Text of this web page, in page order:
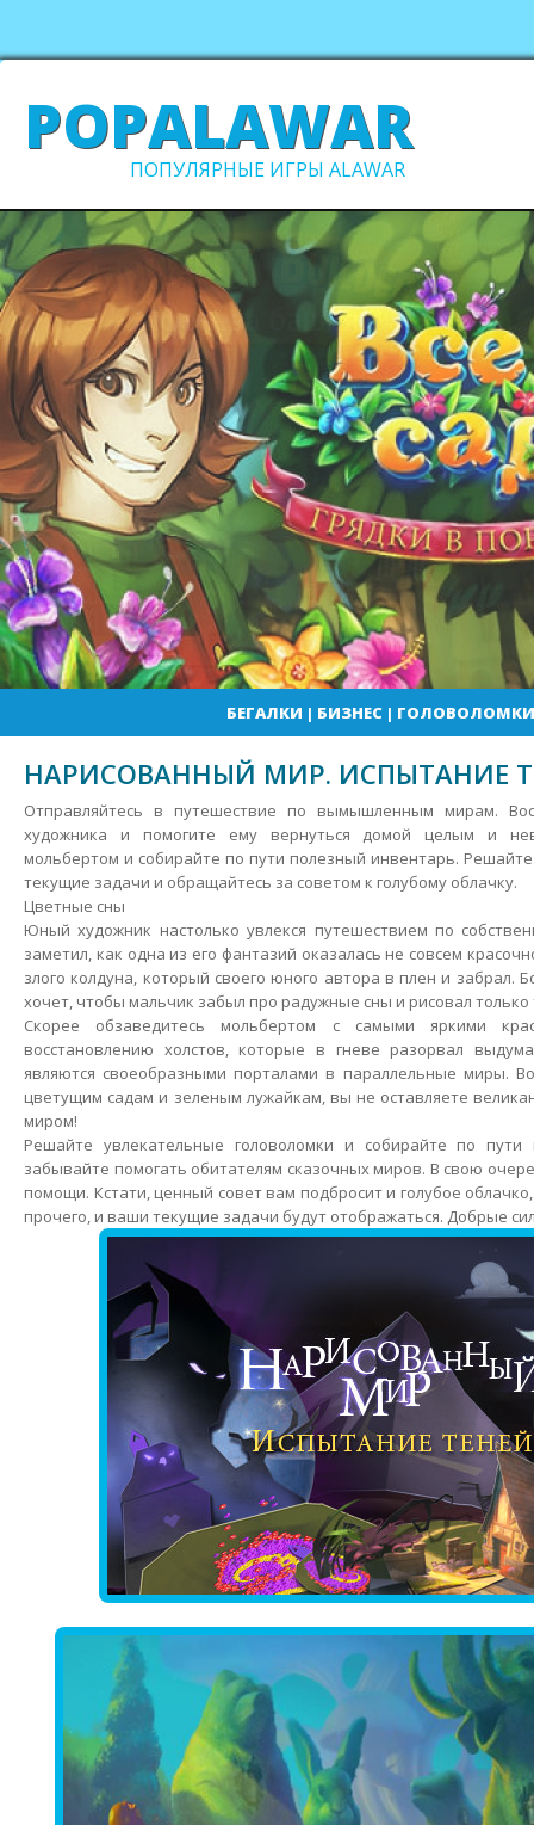
POPALAWAR
ПОПУЛЯРНЫЕ ИГРЫ ALAWAR
БЕГАЛКИ | БИЗНЕС| ГОЛОВОЛОМКИ
НАРИСОВАННЫЙ МИР. ИСПЫТАНИЕ
Отправляйтесь в путешествие по вымышленным мирам.
художника и помогите ему вернуться домой целым и
мольбертом и собирайте по пути полезный инвентарь.
текущие задачи и обращайтесь за советом к голубому облачку.
Цветные сны
Юный художник настолько увлекся путешествием по
заметил, как одна из его фантазий оказалась не совсем
злого колдуна, который своего юного автора в плен и забрал.
хочет, чтобы мальчик забыл про радужные сны и рисовал
Скорее обзаведитесь мольбертом с самыми яркими
восстановлению холстов, которые в гневе разорвал
являются своеобразными порталами в параллельные миры.
цветущим садам и зеленым лужайкам, вы не оставляете
миром!
Решайте увлекательные головоломки и собирайте по
забывайте помогать обитателям сказочных миров. В свою
помощи. Кстати, ценный совет вам подбросит и голубое
прочего, и ваши текущие задачи будут отображаться. Добрые